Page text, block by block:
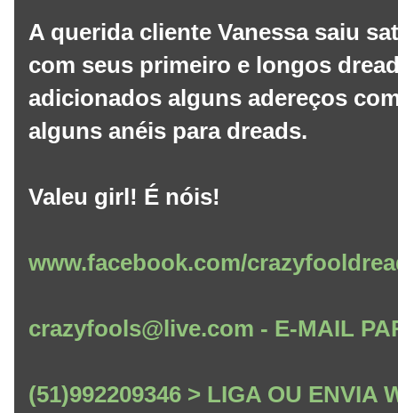
A querida cliente Vanessa saiu
com seus primeiro e longos
adicionados alguns adereços
alguns anéis para dreads.
Valeu girl! É nóis!
www.facebook.com/
crazyfools@live.com - E-MAIL
(51)992209346 > LIGA OU ENVIA